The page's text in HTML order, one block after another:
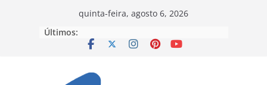
quinta-feira, agosto 6, 2026
Últimos: